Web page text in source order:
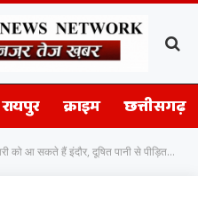
रायपुर क्राइम छत्तीसगढ़
हैं इंदौर, दूषित पानी से पीड़ित और मृतकों के परिजनों से करेंगे मुलाकात